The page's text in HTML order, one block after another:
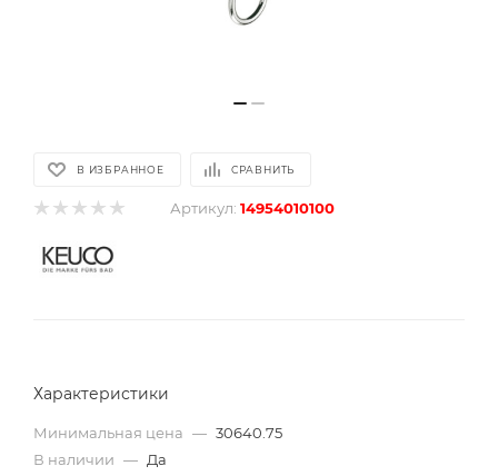
В ИЗБРАННОЕ СРАВНИТЬ
Артикул: 14954010100
Характеристики
Минимальная цена — 30640.75
В наличии — Да